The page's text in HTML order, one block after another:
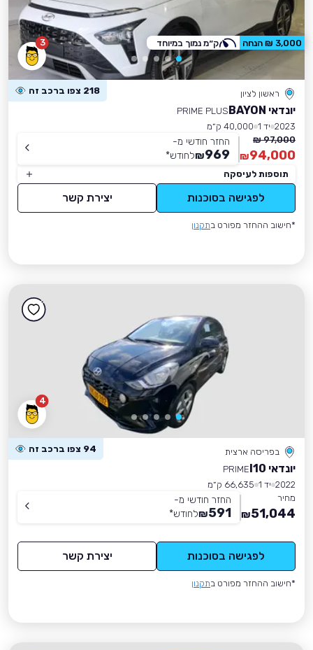
3
ראשון לציון 218 צפו ברכב זה
יונדאי BAYON
PRIME PLUS
2023 יד 1
40,000 ק״מ
97,000 ₪
94,000
₪
החזר חודשי מ-
969
₪לחודש*
תוספות לעיסקה
לפגישה בסוכנות יצירת קשר
*חישוב ההחזר מפורט בתקנון
3,000 ₪ הנחה ק״מ נמוך במיוחד
4
בפריסה ארצית 94 צפו ברכב זה
יונדאי I10
PRIME
2022 יד 1
66,635 ק״מ
מחיר
51,044
₪
החזר חודשי מ-
591
₪לחודש*
לפגישה בסוכנות יצירת קשר
*חישוב ההחזר מפורט בתקנון